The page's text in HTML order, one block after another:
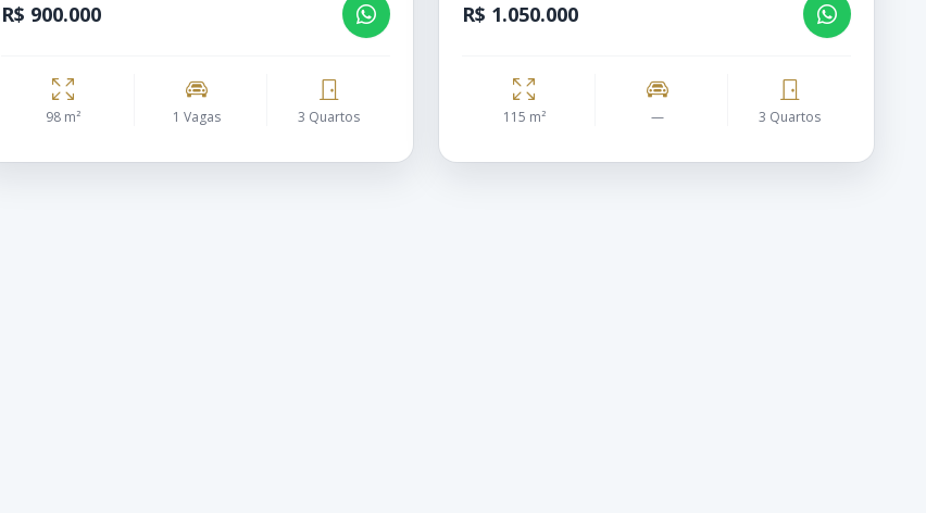
R$ 900.000
98 m² 1 Vagas 3 Quartos
R$ 1.050.000
115 m² — 3 Quartos